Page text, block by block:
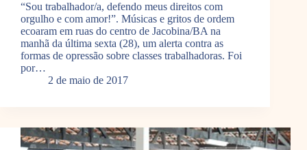
“Sou trabalhador/a, defendo meus direitos com
orgulho e com amor!”. Músicas e gritos de ordem
ecoaram em ruas do centro de Jacobina/BA na
manhã da última sexta (28), um alerta contra as
formas de opressão sobre classes trabalhadoras. Foi
por…
2 de maio de 2017